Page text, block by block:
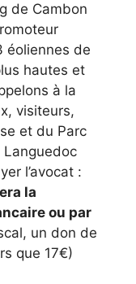
de Cambon
éoliennes de
hautes et
à la
visiteurs,
et du Parc
l’avocat :
la
ou par
un don de
que 17€)